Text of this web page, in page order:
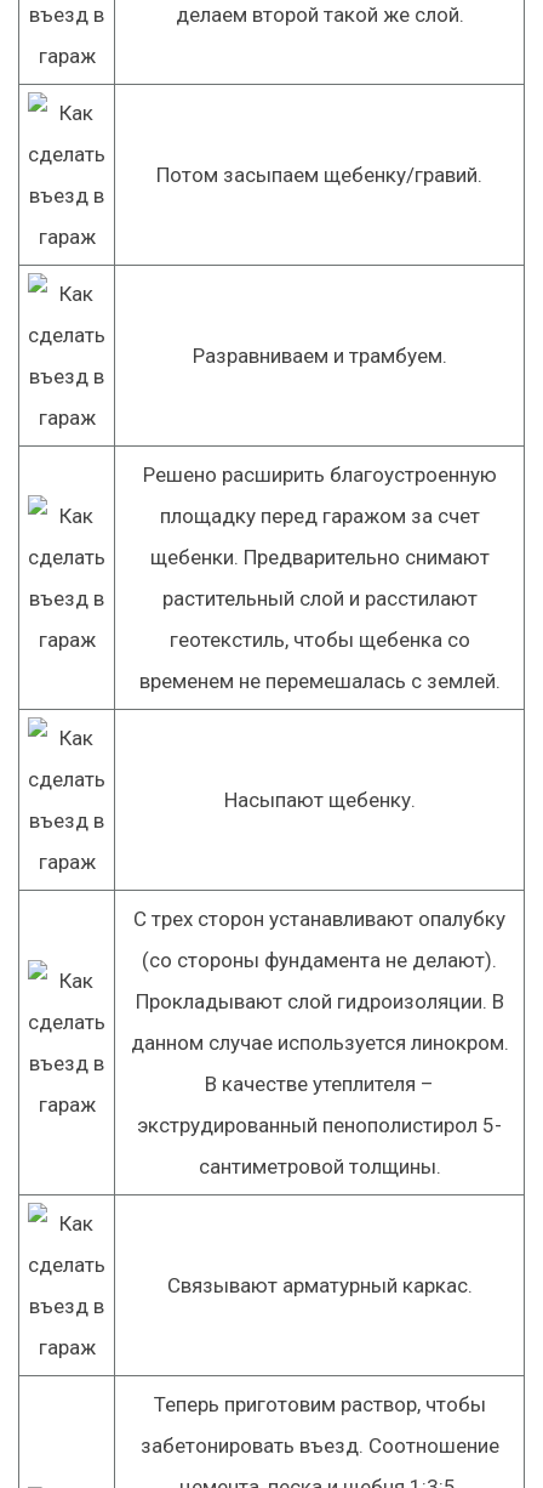
делаем второй такой же слой.
Потом засыпаем щебенку/гравий.
Разравниваем и трамбуем.
Решено расширить благоустроенную
площадку перед гаражом за счет
щебенки. Предварительно снимают
растительный слой и расстилают
геотекстиль, чтобы щебенка со
временем не перемешалась с землей.
Насыпают щебенку.
С трех сторон устанавливают опалубку
(со стороны фундамента не делают).
Прокладывают слой гидроизоляции. В
данном случае используется линокром.
В качестве утеплителя –
экструдированный пенополистирол 5-
сантиметровой толщины.
Связывают арматурный каркас.
Теперь приготовим раствор, чтобы
забетонировать въезд. Соотношение